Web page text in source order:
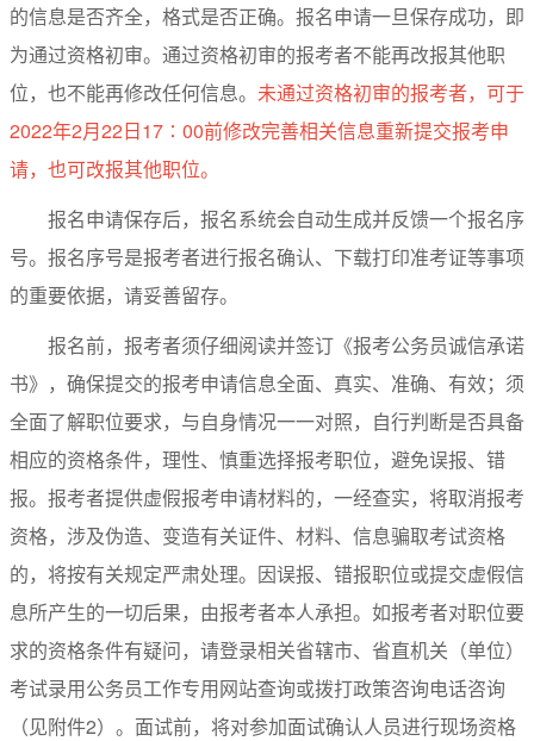
的信息是否齐全，格式是否正确。报名申请一旦保存成功，即
为通过资格初审。通过资格初审的报考者不能再改报其他职
位，也不能再修改任何信息。 未通过资格初审的报考者，可于
2022年2月22日17∶00前修改完善相关信息重新提交报考申
请，也可改报其他职位。
报名申请保存后，报名系统会自动生成并反馈一个报名序
号。报名序号是报考者进行报名确认、下载打印准考证等事项
的重要依据，请妥善留存。
报名前，报考者须仔细阅读并签订《报考公务员诚信承诺
书》，确保提交的报考申请信息全面、真实、准确、有效；须
全面了解职位要求，与自身情况一一对照，自行判断是否具备
相应的资格条件，理性、慎重选择报考职位，避免误报、错
报。报考者提供虚假报考申请材料的，一经查实，将取消报考
资格，涉及伪造、变造有关证件、材料、信息骗取考试资格
的，将按有关规定严肃处理。因误报、错报职位或提交虚假信
息所产生的一切后果，由报考者本人承担。如报考者对职位要
求的资格条件有疑问，请登录相关省辖市、省直机关（单位）
考试录用公务员工作专用网站查询或拨打政策咨询电话咨询
（见附件2）。面试前，将对参加面试确认人员进行现场资格